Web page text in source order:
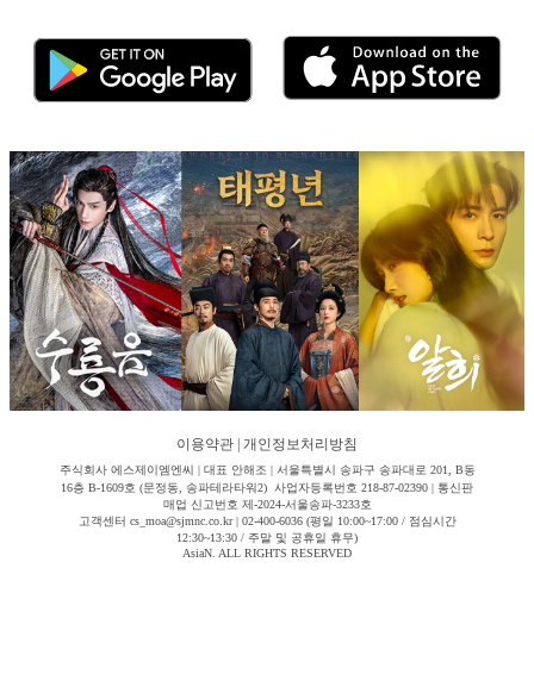
이용약관 개인정보처리방침
주식회사 에스제이엠엔씨 | 대표 안해조 | 서울특별시 송파구 송파대로 201, B동
16층 B-1609호 (문정동, 송파테라타워2) 사업자등록번호 218-87-02390 | 통신판
매업 신고번호 제-2024-서울송파-3233호
고객센터 cs_moa@sjmnc.co.kr | 02-400-6036 (평일 10:00~17:00 / 점심시간
12:30~13:30 / 주말 및 공휴일 휴무)
AsiaN. ALL RIGHTS RESERVED